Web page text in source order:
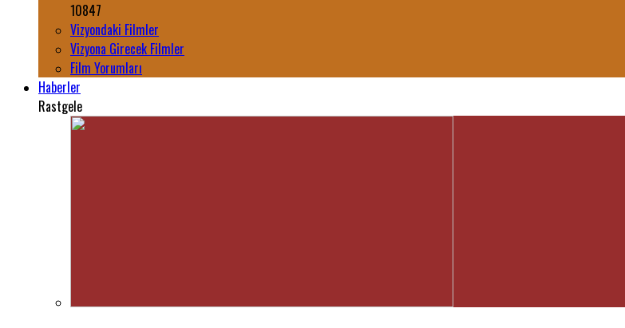
10847
Vizyondaki Filmler
Vizyona Girecek Filmler
Film Yorumları
Haberler
Rastgele